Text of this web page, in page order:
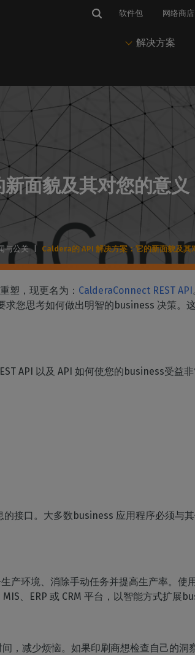
解决方案
割生产
19 版
能
议
块及其强大
软件
套料软件
PrimeCenter
管理印前、作业准备、
程和排版
印刷生产软件
Caldera PrimeRIP
智能打印工作流管理
软件管理
CalderaDock
管理所有Caldera 解决
硬件
颜色测量仪器
CalderaCare
始终保持生产运行
专业服务
培训Center
获得快速有效的培训
访
印
解决方案
印前与Nesting
准备打印和剪切文件
印刷
推动印刷生产
色彩管理
掌握色彩输出
节省墨水
减少墨水消耗
管理从印刷到切割的工作
程
新闻与见解
博客、新闻与活动
我们的所有最新文章
成功案例
客户故事和使用案例
打印实验室网络研讨会
观看我们的网络研讨会
通讯
在您的邮箱中直接接收我们的
新闻
软件包 网络商店
面貌及其对您的意义
与公关 | Caldera的 API 解决方案：它的新面貌及其
塑，现更名为： CalderaConnect REST API
您思考如何做出明智的business 决策。
API 以及 API 如何使您的business受益非
的接口。大多数business 应用程序必须与
产环境、消除手动任务并提高生产率。使
、ERP 或 CRM 平台，以智能方式扩展
，减少烦恼。如果印刷商想检查自己的洞